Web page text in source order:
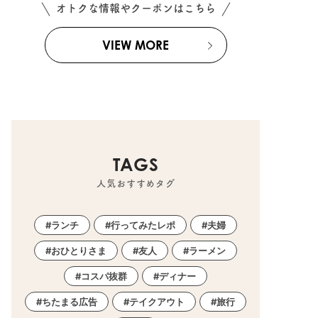
オトクな情報やクーポンはこちら
VIEW MORE
TAGS
人気おすすめタグ
ランチ 行ってみたレポ 夫婦
おひとりさま 友人 ラーメン
コスパ抜群 ディナー
ちたまる広告 テイクアウト 旅行